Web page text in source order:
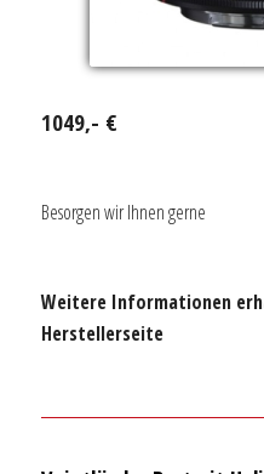
1049,- €
Besorgen wir Ihnen gerne
Weitere Informationen
Herstellerseite